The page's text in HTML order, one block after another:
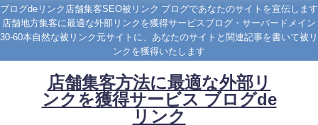
ブログdeリンク店舗集客SEO被リンク ブログであなたのサイトを宣伝します
店舗地方集客に最適な外部リンクを獲得サービスブログ・サーバードメイン
30-60本自然な被リンク元サイトに、あなたのサイトと関連記事を書いて被リ
ンクを獲得いたします
店舗集客方法に最適な外部リ
ンクを獲得サービス ブログde
リンク